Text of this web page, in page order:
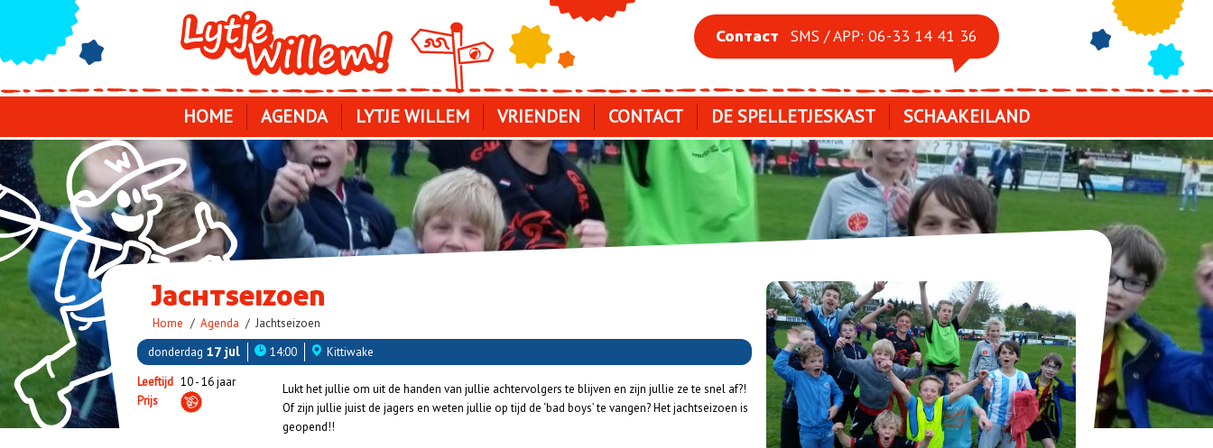
navigation
Contact SMS / APP: 06-33 14 41 36
HOME AGENDA LYTJE WILLEM VRIENDEN CONTACT DE SPELLETJESKAST SCHAAKEILAND
Jachtseizoen
Kruimelpad
Home Agenda
Jachtseizoen
donderdag 17 jul 14:00 Kittiwake
Lukt het jullie om uit de handen van jullie achtervolgers te blijven en zijn jullie ze te snel af?!
Of zijn jullie juist de jagers en weten jullie op tijd de ‘bad boys’ te vangen? Het jachtseizoen is
geopend!!
Leeftijd 10 - 16 jaar
Prijs